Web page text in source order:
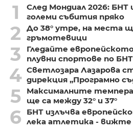
1
След Мондиал 2026:
големи събития пряко
2
До 38° утре, на места
гръмотевици
3
Гледайте
плувни спортове по
4 Светлозара Лазарова
дирекция „Програмно
5
Максималните
ще са между 32° и 37°
6
БНТ излъчва
лека атлетика - вижте